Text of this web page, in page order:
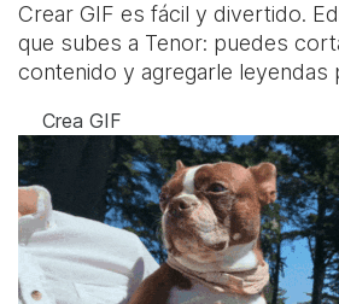
Crear GIF es fácil y divertido.
que subes a Tenor: puedes
contenido y agregarle leyendas
Crea GIF